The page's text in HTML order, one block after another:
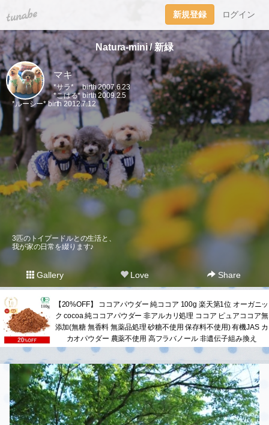
tuna.be 新規登録 ログイン
Natura-mini / 新緑
マキ
*サラ* birth 2007.6.23
*こはる* birth 2009.2.5
*ルーシー* birth 2012.7.12
3匹のトイプードルとの生活と、
我が家の日常を綴ります♪
Gallery Love Share
【20%OFF】 ココアパウダー 純ココア 100g 楽天第1位 オーガニッ
ク cocoa 純ココアパウダー 非アルカリ処理 ココア ピュアココア無
添加(無糖 無香料 無薬品処理 砂糖不使用 保存料不使用) 有機JAS カ
カオパウダー 農薬不使用 高フラバノール 非遺伝子組み換え